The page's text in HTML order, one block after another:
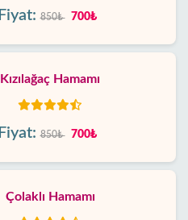
Fiyat: 850₺ 700₺
Kızılağaç Hamamı
Fiyat: 850₺ 700₺
Çolaklı Hamamı